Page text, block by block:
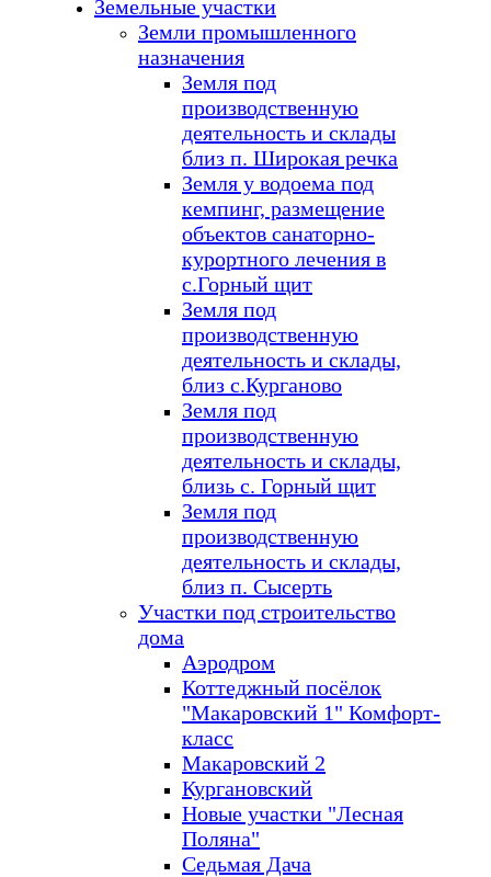
Земельные участки
Земли промышленного
назначения
Земля под
производственную
деятельность и склады
близ п. Широкая речка
Земля у водоема под
кемпинг, размещение
объектов санаторно-
курортного лечения в
с.Горный щит
Земля под
производственную
деятельность и склады,
близ с.Курганово
Земля под
производственную
деятельность и склады,
близь с. Горный щит
Земля под
производственную
деятельность и склады,
близ п. Сысерть
Участки под строительство
дома
Аэродром
Коттеджный посёлок
"Макаровский 1" Комфорт-
класс
Макаровский 2
Кургановский
Новые участки "Лесная
Поляна"
Седьмая Дача